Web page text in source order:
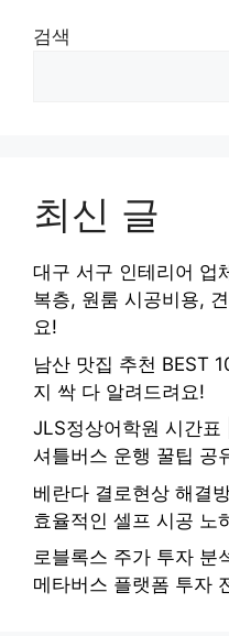
검색
최신 글
대구 서구 인테리어 업
복층, 원룸 시공비용,
요!
남산 맛집 추천 BEST
지 싹 다 알려드려요!
JLS정상어학원 시간
셔틀버스 운행 꿀팁 공
베란다 결로현상 해결
효율적인 셀프 시공 노
로블록스 주가 투자 분
메타버스 플랫폼 투자